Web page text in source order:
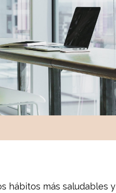
hábitos más saludables y